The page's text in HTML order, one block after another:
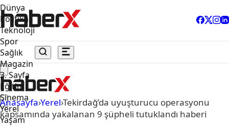
Dünya
Politika
Teknoloji
Spor
Sağlık
Magazin
3. Sayfa
Eğitim
Sinema
Yerel
Yaşam
Anasayfa›Yerel›Tekirdağ’da uyuşturucu operasyonu
kapsamında yakalanan 9 şüpheli tutuklandı haberi